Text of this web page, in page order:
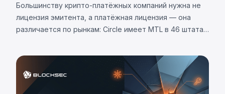
Большинству крипто-платёжных компаний нужна не
лицензия эмитента, а платёжная лицензия — она
различается по рынкам: Circle имеет MTL в 46 штатах